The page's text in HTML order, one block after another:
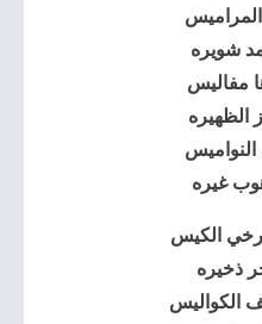
المراميس
شويره
مفاليس
الظهيره
غيره
الكيس
ذخيره
الكواليس